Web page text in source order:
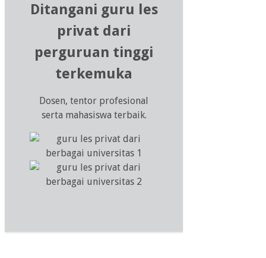
Ditangani guru les
privat dari
perguruan tinggi
terkemuka
Dosen, tentor profesional
serta mahasiswa terbaik.